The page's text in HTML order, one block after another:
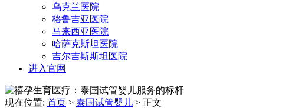
乌克兰医院
格鲁吉亚医院
马来西亚医院
哈萨克斯坦医院
吉尔吉斯斯坦医院
进入官网
现在位置: 首页 > 泰国试管婴儿 > 正文